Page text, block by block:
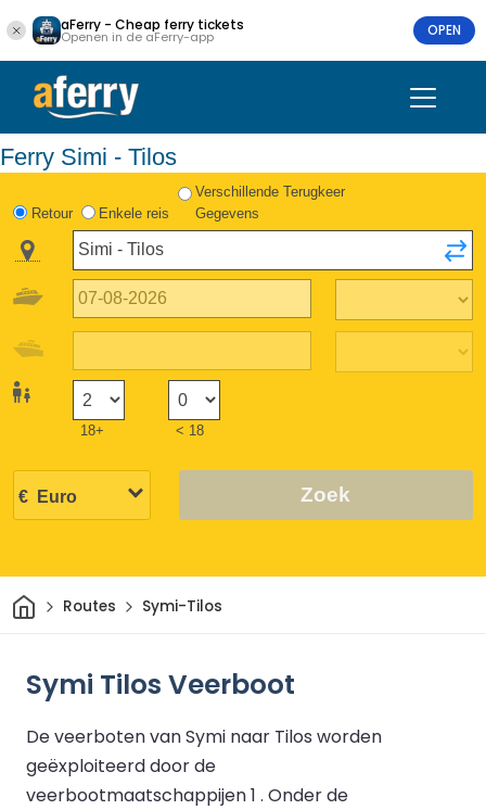
aFerry - Cheap ferry tickets
Openen in de aFerry-app OPEN
Ferry Simi - Tilos
Retour Enkele reis
Verschillende Terugkeer
Gegevens
18+ < 18
Zoek
ThuisRoutes Symi-Tilos
Symi Tilos Veerboot
De veerboten van Symi naar Tilos worden
geëxploiteerd door de
veerbootmaatschappijen 1 . Onder de